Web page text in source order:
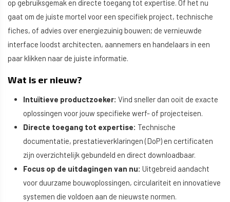
op gebruiksgemak en directe toegang tot expertise. Of het nu
gaat om de juiste mortel voor een specifiek project, technische
fiches, of advies over energiezuinig bouwen; de vernieuwde
interface loodst architecten, aannemers en handelaars in een
paar klikken naar de juiste informatie.
Wat is er nieuw?
Intuïtieve productzoeker: Vind sneller dan ooit de exacte
oplossingen voor jouw specifieke werf- of projecteisen.
Directe toegang tot expertise: Technische
documentatie, prestatieverklaringen (DoP) en certificaten
zijn overzichtelijk gebundeld en direct downloadbaar.
Focus op de uitdagingen van nu: Uitgebreid aandacht
voor duurzame bouwoplossingen, circulariteit en innovatieve
systemen die voldoen aan de nieuwste normen.